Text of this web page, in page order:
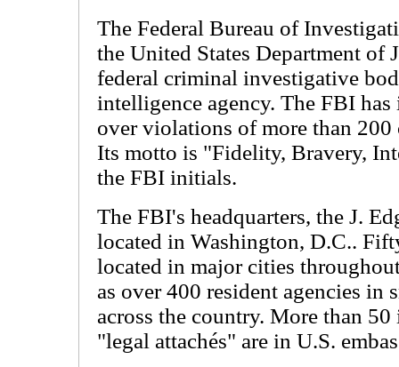
The Federal Bureau of
the United States Department of
federal criminal investigative
intelligence agency. The FBI
over violations of more than 200
Its motto is "Fidelity, Bravery,
the FBI initials.
The FBI's headquarters, the J.
located in Washington, D.C..
located in major cities
as over 400 resident agencies in
across the country. More than
"legal attachés" are in U.S.